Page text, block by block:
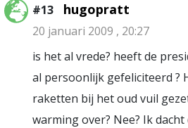
#13 hugopratt
20 januari 2009 , 20:27
is het al vrede? heeft de
al persoonlijk gefeliciteerd ?
raketten bij het oud vuil
warming over? Nee? Ik